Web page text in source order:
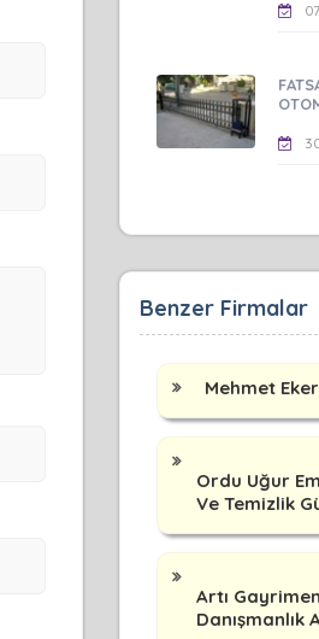
Benzer Firmalar
Mehmet
Ordu Uğur
Ve Temizlik
Artı